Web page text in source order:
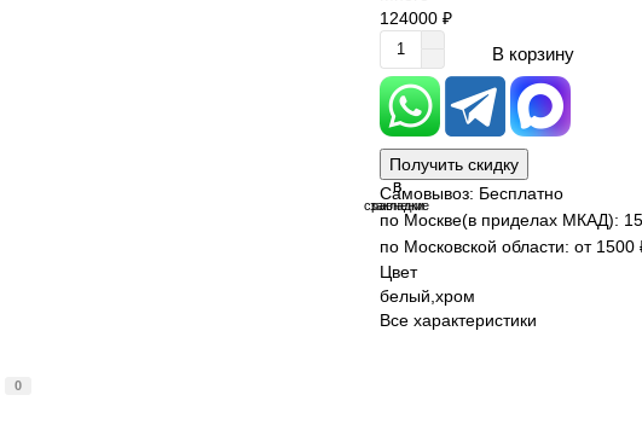
124000 ₽
В корзину
Получить скидку
В
закладки
В
сравнение
Самовывоз: Бесплатно
по Москве(в приделах МКАД):
по Московской области: от 1500
Цвет
белый,хром
Все характеристики
0